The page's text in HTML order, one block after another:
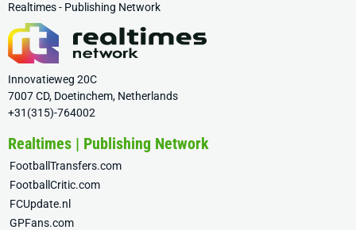
Realtimes - Publishing Network
Innovatieweg 20C
7007 CD, Doetinchem, Netherlands
+31(315)-764002
Realtimes | Publishing Network
FootballTransfers.com
FootballCritic.com
FCUpdate.nl
GPFans.com